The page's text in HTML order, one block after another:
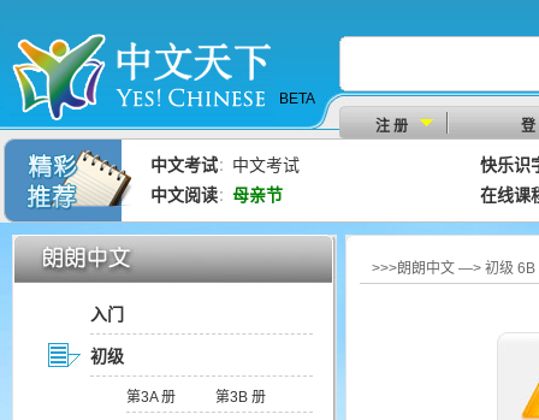
BETA
注 册
登
中文考试： 中文考试
快乐识
中文阅读： 母亲节 在线课
入门
初级
第3A 册
第3B 册
>>>朗朗中文 —> 初级